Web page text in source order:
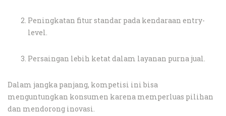
Peningkatan fitur standar pada kendaraan entry-
level.
Persaingan lebih ketat dalam layanan purna jual.
Dalam jangka panjang, kompetisi ini bisa
menguntungkan konsumen karena memperluas pilihan
dan mendorong inovasi.